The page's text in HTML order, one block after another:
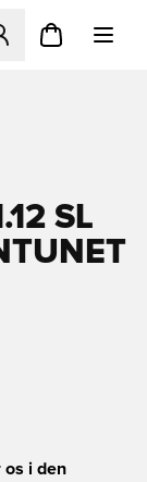
Modal til at
SL
os i den